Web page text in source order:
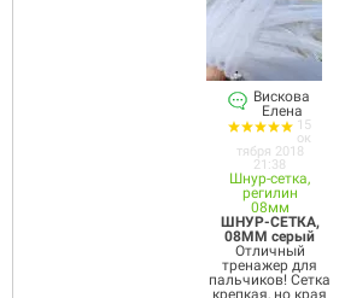
Вискова
Елена
15
ок
тября 2018
21:38
Шнур-сетка,
регилин
08мм
ШНУР-СЕТКА,
08ММ серый
Отличный
тренажер для
пальчиков! Сетка
крепкая, но края